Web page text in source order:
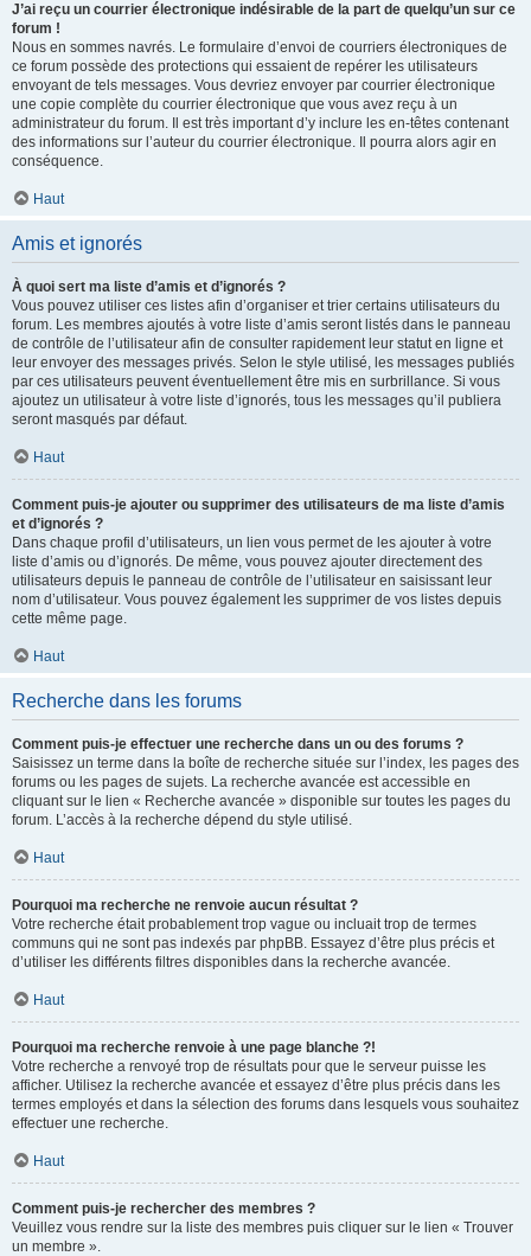
J’ai reçu un courrier électronique indésirable de la part de quelqu’un sur ce
forum !
Nous en sommes navrés. Le formulaire d’envoi de courriers électroniques de
ce forum possède des protections qui essaient de repérer les utilisateurs
envoyant de tels messages. Vous devriez envoyer par courrier électronique
une copie complète du courrier électronique que vous avez reçu à un
administrateur du forum. Il est très important d’y inclure les en-têtes contenant
des informations sur l’auteur du courrier électronique. Il pourra alors agir en
conséquence.
Haut
Amis et ignorés
À quoi sert ma liste d’amis et d’ignorés ?
Vous pouvez utiliser ces listes afin d’organiser et trier certains utilisateurs du
forum. Les membres ajoutés à votre liste d’amis seront listés dans le panneau
de contrôle de l’utilisateur afin de consulter rapidement leur statut en ligne et
leur envoyer des messages privés. Selon le style utilisé, les messages publiés
par ces utilisateurs peuvent éventuellement être mis en surbrillance. Si vous
ajoutez un utilisateur à votre liste d’ignorés, tous les messages qu’il publiera
seront masqués par défaut.
Haut
Comment puis-je ajouter ou supprimer des utilisateurs de ma liste d’amis
et d’ignorés ?
Dans chaque profil d’utilisateurs, un lien vous permet de les ajouter à votre
liste d’amis ou d’ignorés. De même, vous pouvez ajouter directement des
utilisateurs depuis le panneau de contrôle de l’utilisateur en saisissant leur
nom d’utilisateur. Vous pouvez également les supprimer de vos listes depuis
cette même page.
Haut
Recherche dans les forums
Comment puis-je effectuer une recherche dans un ou des forums ?
Saisissez un terme dans la boîte de recherche située sur l’index, les pages des
forums ou les pages de sujets. La recherche avancée est accessible en
cliquant sur le lien « Recherche avancée » disponible sur toutes les pages du
forum. L’accès à la recherche dépend du style utilisé.
Haut
Pourquoi ma recherche ne renvoie aucun résultat ?
Votre recherche était probablement trop vague ou incluait trop de termes
communs qui ne sont pas indexés par phpBB. Essayez d’être plus précis et
d’utiliser les différents filtres disponibles dans la recherche avancée.
Haut
Pourquoi ma recherche renvoie à une page blanche ?!
Votre recherche a renvoyé trop de résultats pour que le serveur puisse les
afficher. Utilisez la recherche avancée et essayez d’être plus précis dans les
termes employés et dans la sélection des forums dans lesquels vous souhaitez
effectuer une recherche.
Haut
Comment puis-je rechercher des membres ?
Veuillez vous rendre sur la liste des membres puis cliquer sur le lien « Trouver
un membre ».